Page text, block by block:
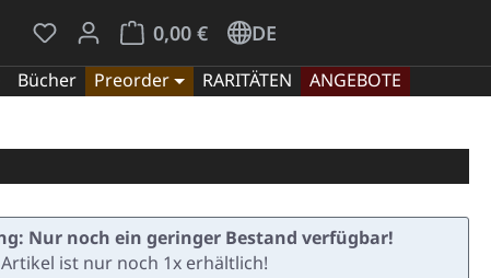
Du hast 0 Produkte auf dem Merkzettel
0,00 €
Warenkorb enthält 0 Positionen. Der
DE
Bücher Preorder RARITÄTEN
ANGEBOTE
Nur noch ein geringer Bestand verfügbar!
ist nur noch 1x erhältlich!